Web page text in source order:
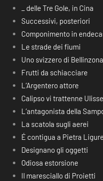
_ delle Tre Gole, in Cina
Successivi, posteriori
Componimento in
Le strade dei fiumi
Uno svizzero di
Frutti da schiacciare
L’Argentero attore
Calipso vi trattenne
L’antagonista della
La scatola sugli aerei
É contigua a Pietra Ligure
Designano gli oggetti
Odiosa estorsione
Il maresciallo di Proietti